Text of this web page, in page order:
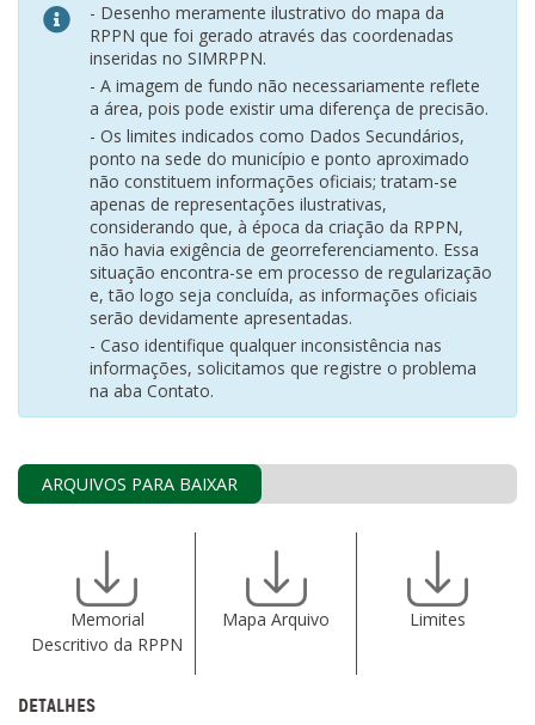
- Desenho meramente ilustrativo do mapa da
RPPN que foi gerado através das coordenadas
inseridas no SIMRPPN.
- A imagem de fundo não necessariamente reflete
a área, pois pode existir uma diferença de precisão.
- Os limites indicados como Dados Secundários,
ponto na sede do município e ponto aproximado
não constituem informações oficiais; tratam-se
apenas de representações ilustrativas,
considerando que, à época da criação da RPPN,
não havia exigência de georreferenciamento. Essa
situação encontra-se em processo de regularização
e, tão logo seja concluída, as informações oficiais
serão devidamente apresentadas.
- Caso identifique qualquer inconsistência nas
informações, solicitamos que registre o problema
na aba Contato.
ARQUIVOS PARA BAIXAR
Memorial
Descritivo da RPPN
Mapa Arquivo Limites
DETALHES